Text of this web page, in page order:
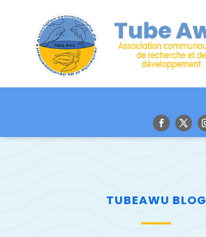
TUBEAWU BLOG